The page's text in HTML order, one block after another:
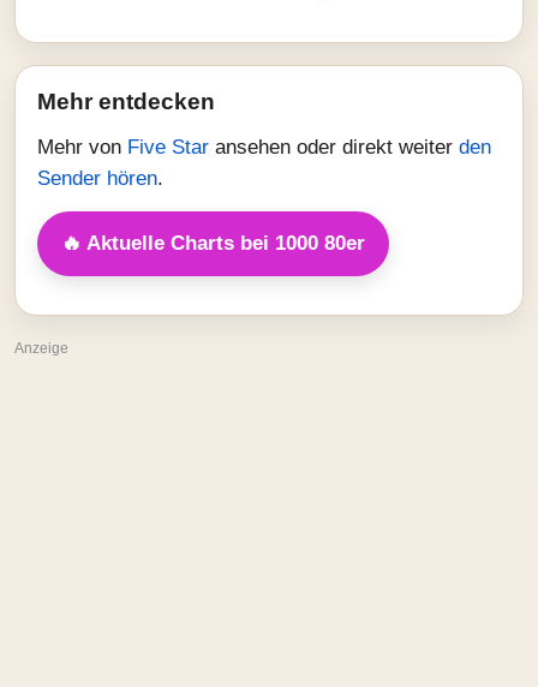
Mehr entdecken
Mehr von Five Star ansehen oder direkt weiter den
Sender hören.
🔥 Aktuelle Charts bei 1000 80er
Anzeige